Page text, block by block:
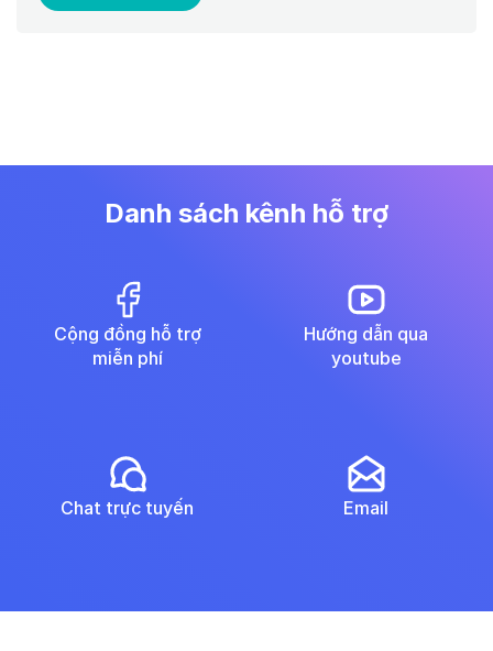
Danh sách kênh hỗ trợ
Cộng đồng hỗ trợ
miễn phí
Hướng dẫn qua
youtube
Chat trực tuyến Email